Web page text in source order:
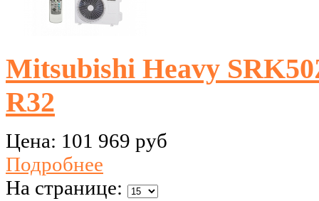
Mitsubishi Heavy
R32
Цена: 101 969 руб
Подробнее
На странице: